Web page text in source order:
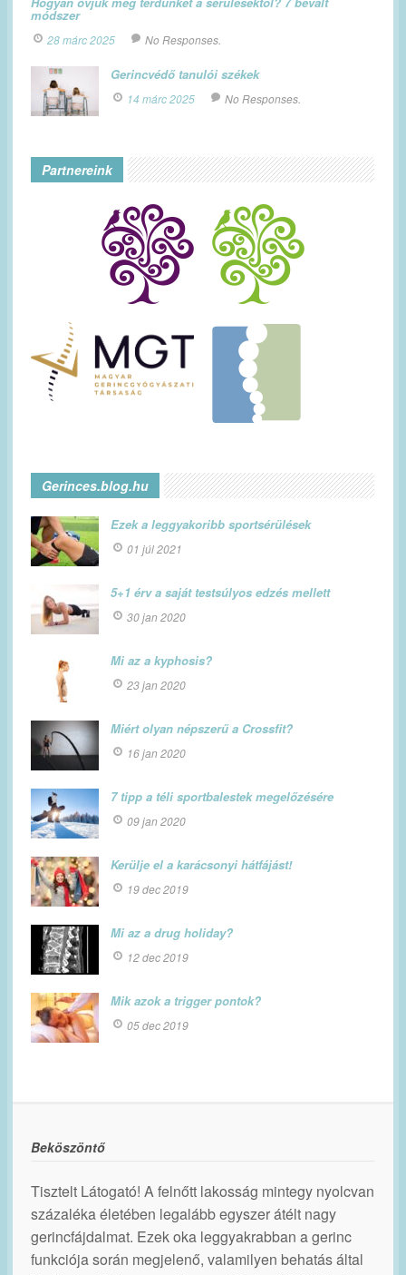
módszer
28 márc 2025 No Responses.
Gerincvédő tanulói székek
14 márc 2025 No Responses.
Partnereink
Gerinces.blog.hu
Ezek a leggyakoribb sportsérülések
01 júl 2021
5+1 érv a saját testsúlyos edzés mellett
30 jan 2020
Mi az a kyphosis?
23 jan 2020
Miért olyan népszerű a Crossfit?
16 jan 2020
7 tipp a téli sportbalestek megelőzésére
09 jan 2020
Kerülje el a karácsonyi hátfájást!
19 dec 2019
Mi az a drug holiday?
12 dec 2019
Mik azok a trigger pontok?
05 dec 2019
Beköszöntő
Tisztelt Látogató! A felnőtt lakosság mintegy nyolcvan
százaléka életében legalább egyszer átélt nagy
gerincfájdalmat. Ezek oka leggyakrabban a gerinc
funkciója során megjelenő, valamilyen behatás által